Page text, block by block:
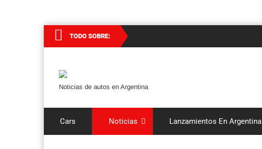
TODO SOBRE:
Noticias de autos en Argentina
Cars Noticias Lanzamientos En Argentina